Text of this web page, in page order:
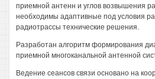
приемной антенн и углов возвышения
необходимы адаптивные под условия
радиотрассы технические решения.
Разработан алгоритм формирования
приемной многоканальной антенной
Ведение сеансов связи основано на